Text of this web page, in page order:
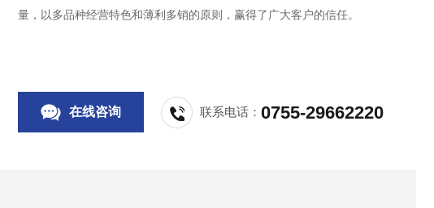
量，以多品种经营特色和薄利多销的原则，赢得了广大客户的信任。
在线咨询 联系电话：0755-29662220